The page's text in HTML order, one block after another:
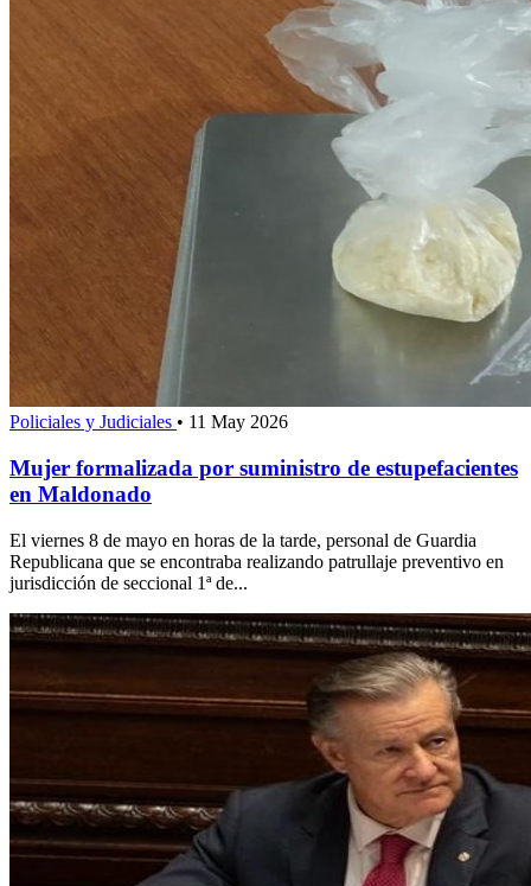
Policiales y Judiciales • 11 May 2026
Mujer formalizada por suministro de estupefacientes
en Maldonado
El viernes 8 de mayo en horas de la tarde, personal de Guardia
Republicana que se encontraba realizando patrullaje preventivo en
jurisdicción de seccional 1ª de...